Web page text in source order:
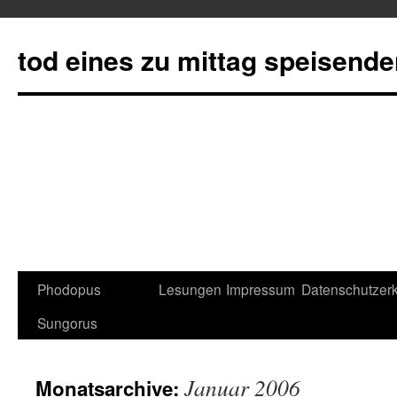
tod eines zu mittag
Springe
zum
Phodopus
Sungorus
Lesungen Impressum
Monatsarchive: Januar 2006